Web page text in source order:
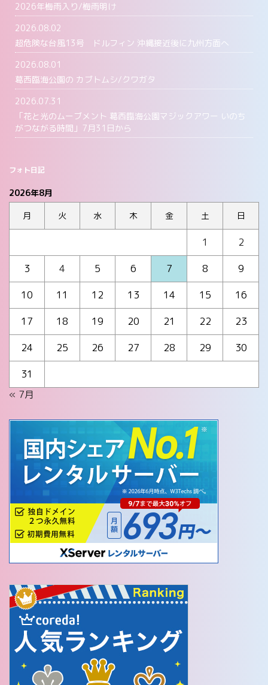
2026年梅雨入り/梅雨明け
2026.08.02
超危険な台風13号 ドルフィン 沖縄接近後に九州方面へ
2026.08.01
葛西臨海公園の カブトムシ/クワガタ
2026.07.31
「花と光のムーブメント 葛西臨海公園マジックアワー いのち
がつながる時間」7月31日から
フォト日記
2026年8月
月
火 水 木 金 土 日
1
2
3
4 5 6 7 8
9
10
11 12 13 14 15
16
17
18 19 20 21 22
23
24
25 26 27 28 29
30
31
« 7月